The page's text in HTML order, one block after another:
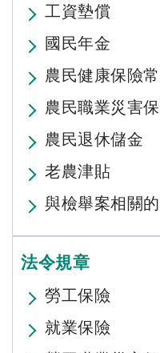
工資墊償
國民年金
農民健康保險
農民職業災害
農民退休儲金
老農津貼
與檢舉案相關
法令規章
勞工保險
就業保險